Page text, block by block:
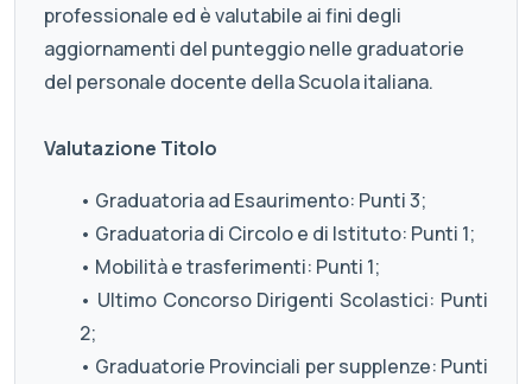
professionale ed è valutabile ai fini degli
aggiornamenti del punteggio nelle graduatorie
del personale docente della Scuola italiana.
Valutazione Titolo
• Graduatoria ad Esaurimento: Punti 3;
• Graduatoria di Circolo e di Istituto: Punti 1;
• Mobilità e trasferimenti: Punti 1;
• Ultimo Concorso Dirigenti Scolastici: Punti
2;
• Graduatorie Provinciali per supplenze: Punti